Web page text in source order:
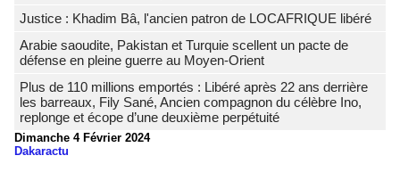
Justice : Khadim Bâ, l'ancien patron de LOCAFRIQUE libéré
Arabie saoudite, Pakistan et Turquie scellent un pacte de
défense en pleine guerre au Moyen-Orient
Plus de 110 millions emportés : Libéré après 22 ans derrière
les barreaux, Fily Sané, Ancien compagnon du célèbre Ino,
replonge et écope d’une deuxième perpétuité
Dimanche 4 Février 2024
Dakaractu